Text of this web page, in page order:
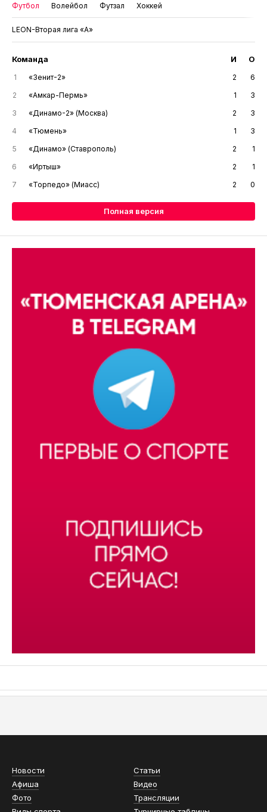
Футбол Волейбол Футзал Хоккей
LEON-Вторая лига «А»
Команда И О
1 «Зенит-2» 2
6
2
«Амкар-Пермь» 1
3
3
«Динамо-2» (Москва) 2
3
4
«Тюмень» 1
3
5
«Динамо» (Ставрополь) 2
1
6
«Иртыш» 2
1
7
«Торпедо» (Миасс) 2 0
Полная версия
Новости
Статьи
Афиша
Видео
Фото
Трансляции